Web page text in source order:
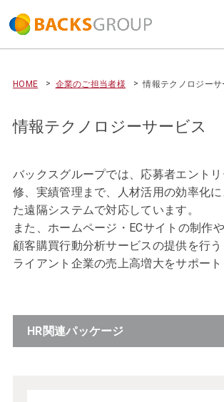
HOME 企業のご担当者様 情報テクノロジーサ
情報テクノロジーサービス
バックスグループでは、応募者エント
修、実績管理まで、人材活用の効率化
た遠隔システムで対応しています。
また、ホームページ・ECサイトの制作
顧客購買行動分析サービスの提供を行
ライアント企業の売上高増大をサポート
HR関連パッケージ